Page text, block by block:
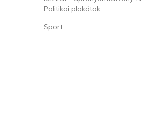
Politikai plakátok.
Sport